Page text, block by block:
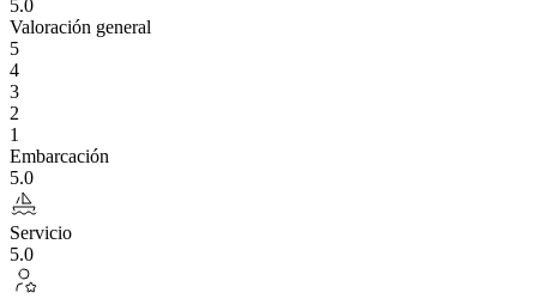
5.0
Valoración general
5
4
3
2
1
Embarcación
5.0
Servicio
5.0